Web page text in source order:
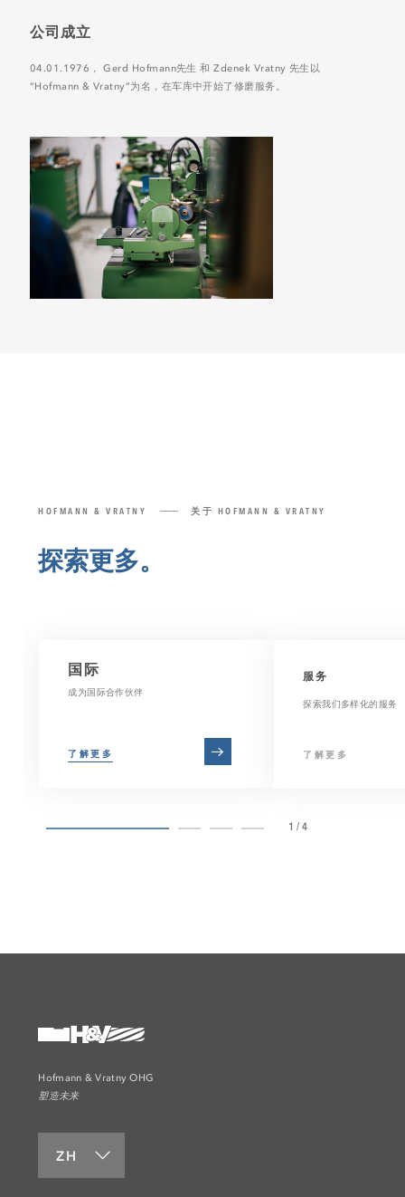
公司成立
04.01.1976， Gerd Hofmann先生 和 Zdenek Vratny 先生以
“Hofmann & Vratny”为名，在车库中开始了修磨服务。
HOFMANN & VRATNY 关于 HOFMANN & VRATNY
探索更多。
国际
成为国际合作伙伴
了解更多
服务
探索我们多样化的服务
了解更多
1/4
Hofmann & Vratny OHG
塑造未来
ZH